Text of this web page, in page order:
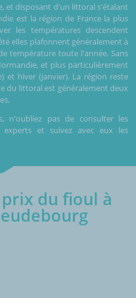
et disposant d'un littoral s'étalant
est la région de France la plus
les températures descendent
elles plafonnent généralement à
température toute l'année. Sans
et plus particulièrement
et hiver (janvier). La région reste
du littoral est généralement deux
n'oubliez pas de consulter les
et suivez avec eux les
du fioul à